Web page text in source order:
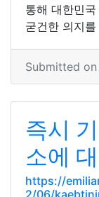
통해 대한민
굳건한 의지
Submitted
즉시
소에
https://
2/06/